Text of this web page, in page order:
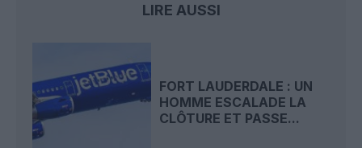
LIRE AUSSI
FORT LAUDERDALE : UN
HOMME ESCALADE LA
CLÔTURE ET PASSE...